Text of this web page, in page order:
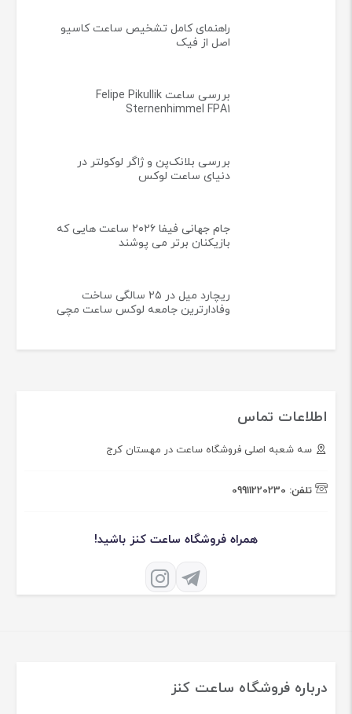
راهنمای کامل تشخیص ساعت کاسیو
اصل از فیک
بررسی ساعت Felipe Pikullik
Sternenhimmel FPA1
بررسی بلانک‌پن و ژاگر لوکولتر در
دنیای ساعت لوکس
جام جهانی فیفا ۲۰۲۶ ساعت هایی که
بازیکنان برتر می پوشند
ریچارد میل در ۲۵ سالگی ساخت
وفادارترین جامعه لوکس ساعت مچی
اطلاعات تماس
سه شعبه اصلی فروشگاه ساعت در مهستان کرج
تلفن: 09911220230
همراه فروشگاه ساعت کنز باشید!
درباره فروشگاه ساعت کنز